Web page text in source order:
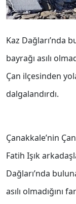
Kaz Dağları’nda
bayrağı asılı
Çan ilçesinden
dalgalandırdı.
Çanakkale’nin
Fatih Işık
Dağları’nda
asılı olmadığını